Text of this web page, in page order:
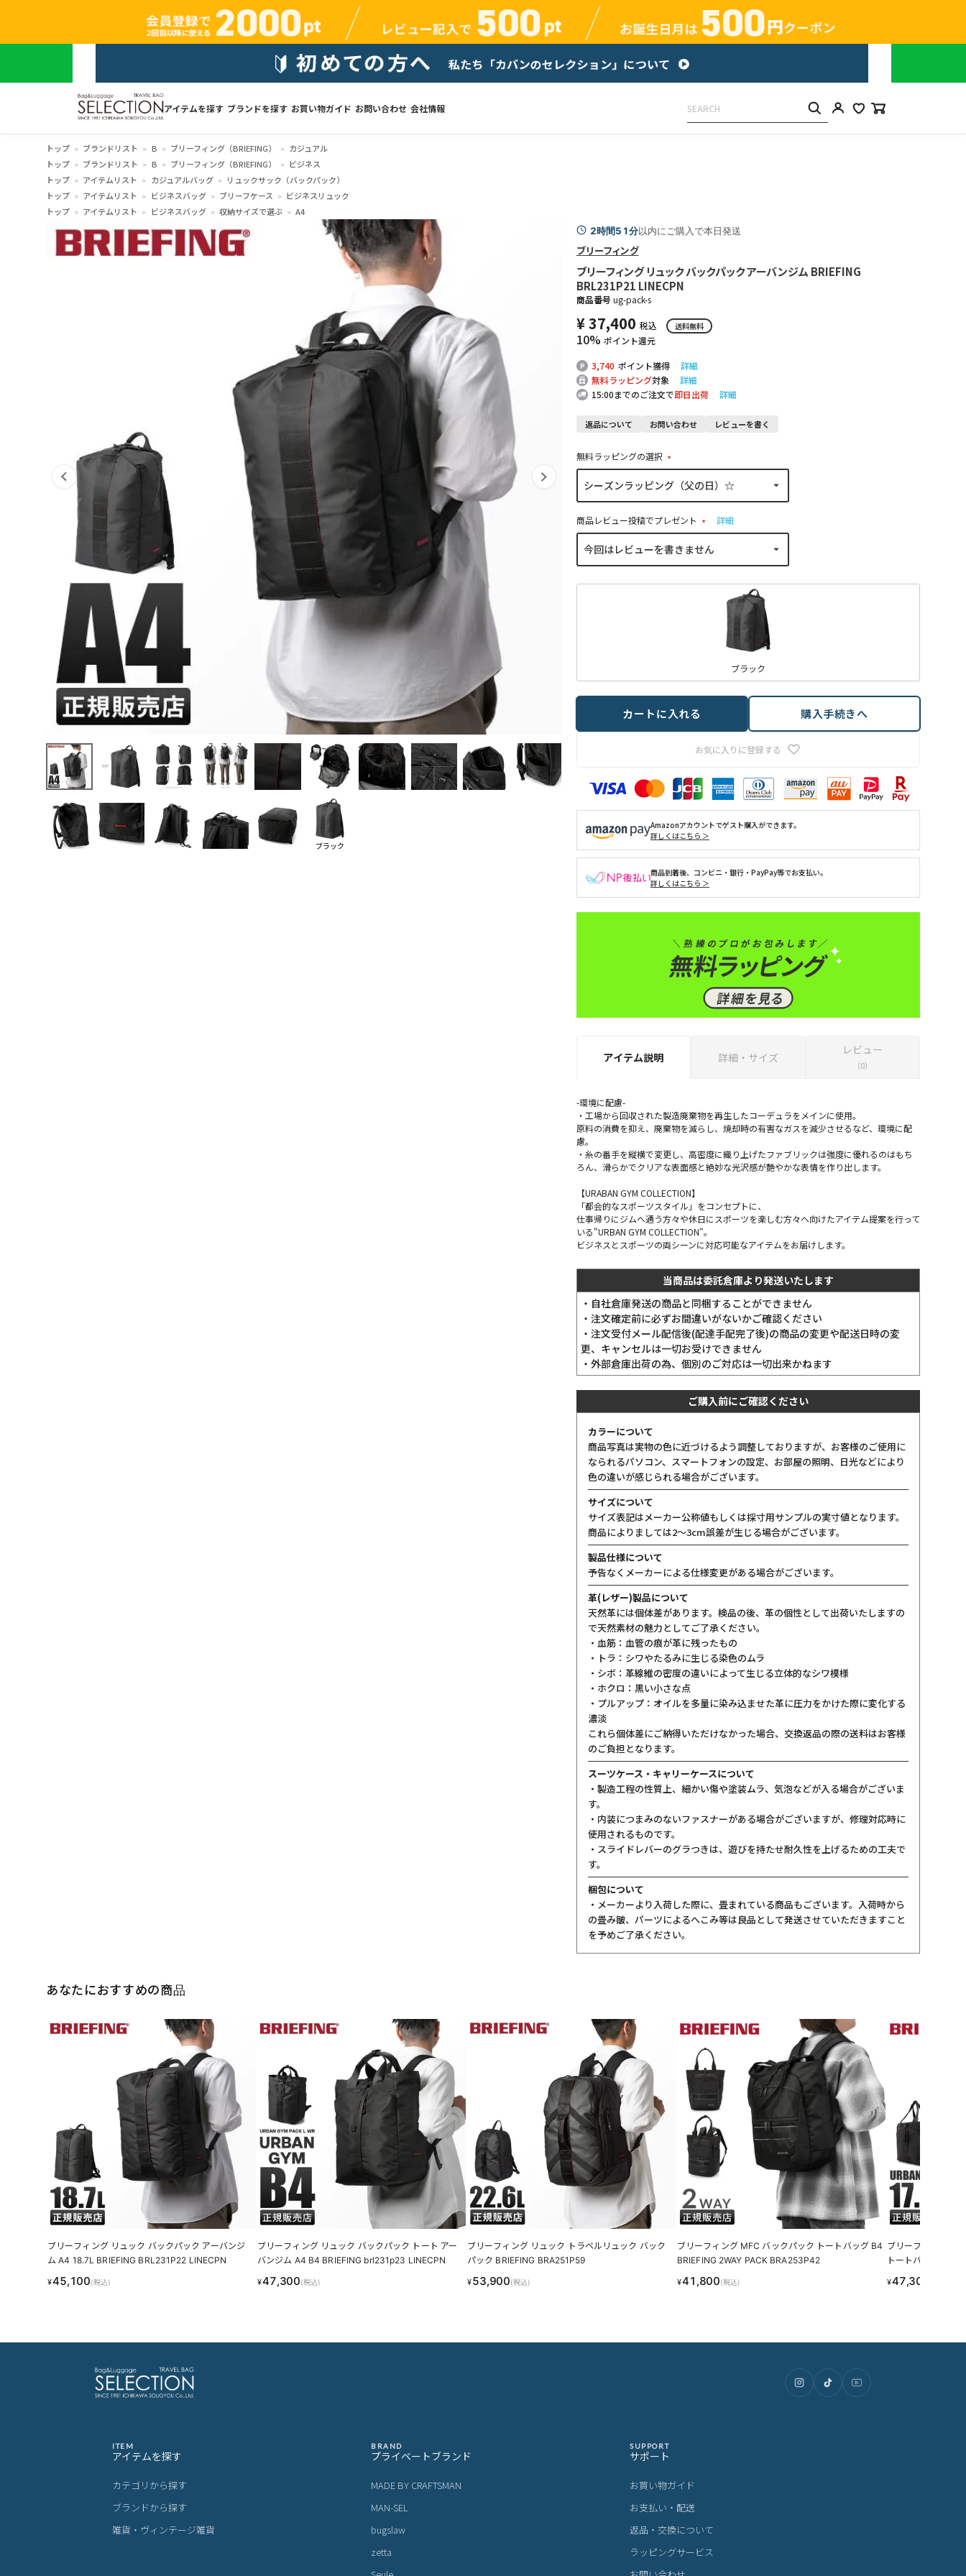
アイテムを探す ブランドを探す お買い物ガイド お問い合わせ 会社情報
トップ ブランドリスト B ブリーフィング（BRIEFING）
カジュアル
トップ
ブランドリスト B ブリーフィング（BRIEFING）
ビジネス
トップ
アイテムリスト カジュアルバッグ
リュックサック（バックパック）
トップ
アイテムリスト ビジネスバッグ ブリーフケース
ビジネスリュック
トップ
アイテムリスト ビジネスバッグ 収納サイズで選ぶ A4
ブラック
2時間51分以内にご購入で本日発送
ブリーフィング
ブリーフィング リュック バックパック アーバンジム BRIEFING
BRL231P21 LINECPN
商品番号 ug-pack-s
¥37,400 税込 送料無料
10% ポイント還元
3,740 ポイント獲得
詳細
無料ラッピング対象
詳細
15:00までのご注文で即日出荷 詳細
返品について お問い合わせ レビューを書く
無料ラッピングの選択
(
必
)
商品レビュー投稿でプレゼント
(
必
)
詳細
ブラック
お気に入りに登録する
カートに入れる 購入手続きへ
Amazonアカウントでゲスト購入ができます。
詳しくはこちら ＞
商品到着後、コンビニ・銀行・PayPay等でお支払い。
詳しくはこちら ＞
アイテム説明 詳細・サイズ
レビュー
（0）
-環境に配慮-
・工場から回収された製造廃棄物を再生したコーデュラをメインに使用。
原料の消費を抑え、廃棄物を減らし、焼却時の有害なガスを減少させるなど、環境に配
慮。
・糸の番手を縦横で変更し、高密度に織り上げたファブリックは強度に優れるのはもち
ろん、滑らかでクリアな表面感と絶妙な光沢感が艶やかな表情を作り出します。
【URABAN GYM COLLECTION】
「都会的なスポーツスタイル」をコンセプトに、
仕事帰りにジムへ通う方々や休日にスポーツを楽しむ方々へ向けたアイテム提案を行って
いる"URBAN GYM COLLECTION"。
ビジネスとスポーツの両シーンに対応可能なアイテムをお届けします。
当商品は委託倉庫より発送いたします
・自社倉庫発送の商品と同梱することができません
・注文確定前に必ずお間違いがないかご確認ください
・注文受付メール配信後(配達手配完了後)の商品の変更や配送日時の変
更、キャンセルは一切お受けできません
・外部倉庫出荷の為、個別のご対応は一切出来かねます
ご購入前にご確認ください
カラーについて
商品写真は実物の色に近づけるよう調整しておりますが、お客様のご使用に
なられるパソコン、スマートフォンの設定、お部屋の照明、日光などにより
色の違いが感じられる場合がございます。
サイズについて
サイズ表記はメーカー公称値もしくは採寸用サンプルの実寸値となります。
商品によりましては2〜3cm誤差が生じる場合がございます。
製品仕様について
予告なくメーカーによる仕様変更がある場合がございます。
革(レザー)製品について
天然革には個体差があります。検品の後、革の個性として出荷いたしますの
で天然素材の魅力としてご了承ください。
・血筋：血管の痕が革に残ったもの
・トラ：シワやたるみに生じる染色のムラ
・シボ：革線維の密度の違いによって生じる立体的なシワ模様
・ホクロ：黒い小さな点
・プルアップ：オイルを多量に染み込ませた革に圧力をかけた際に変化する
濃淡
これら個体差にご納得いただけなかった場合、交換返品の際の送料はお客様
のご負担となります。
スーツケース・キャリーケースについて
・製造工程の性質上、細かい傷や塗装ムラ、気泡などが入る場合がございま
す。
・内装につまみのないファスナーがある場合がございますが、修理対応時に
使用されるものです。
・スライドレバーのグラつきは、遊びを持たせ耐久性を上げるための工夫で
す。
梱包について
・メーカーより入荷した際に、畳まれている商品もございます。入荷時から
の畳み皺、パーツによるへこみ等は良品として発送させていただきますこと
を予めご了承ください。
あなたにおすすめの商品
ブリーフィング リュック バックパック アーバンジ
ム A4 18.7L BRIEFING BRL231P22 LINECPN
¥45,100(税込)
ブリーフィング リュック バックパック トート アー
バンジム A4 B4 BRIEFING brl231p23 LINECPN
¥47,300(税込)
ブリーフィング リュック トラベルリュック バック
パック BRIEFING BRA251P59
¥53,900(税込)
ブリーフィング MFC バックパック トートバッグ B4
BRIEFING 2WAY PACK BRA253P42
¥41,800(税込)
ブリーフィング ア
トートバッグ A4
15
¥47,300
ITEM
アイテムを探す
カテゴリから探す
ブランドから探す
雑貨・ヴィンテージ雑貨
BRAND
プライベートブランド
MADE BY CRAFTSMAN
MAN-SEL
bugslaw
zetta
SUPPORT
サポート
お買い物ガイド
お支払い・配送
返品・交換について
ラッピングサービス